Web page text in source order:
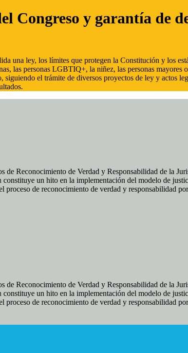
Congreso y garantía de
una ley, los límites que protegen la Constitución y los
las personas LGBTIQ+, la niñez, las personas
siguiendo el trámite de diversos proyectos de ley y actos
de Reconocimiento de Verdad y Responsabilidad de la
un hito en la implementación del modelo de
proceso de reconocimiento de verdad y responsabilidad
de Reconocimiento de Verdad y Responsabilidad de la
un hito en la implementación del modelo de
proceso de reconocimiento de verdad y responsabilidad